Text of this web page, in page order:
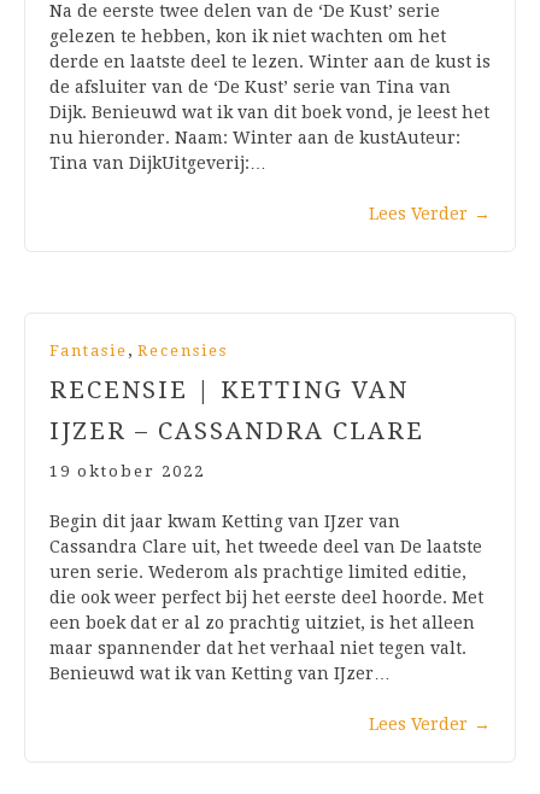
Na de eerste twee delen van de ‘De Kust’ serie
gelezen te hebben, kon ik niet wachten om het
derde en laatste deel te lezen. Winter aan de kust is
de afsluiter van de ‘De Kust’ serie van Tina van
Dijk. Benieuwd wat ik van dit boek vond, je leest het
nu hieronder. Naam: Winter aan de kustAuteur:
Tina van DijkUitgeverij:…
Lees Verder →
Fantasie , Recensies
RECENSIE | KETTING VAN
IJZER – CASSANDRA CLARE
19 oktober 2022
Begin dit jaar kwam Ketting van IJzer van
Cassandra Clare uit, het tweede deel van De laatste
uren serie. Wederom als prachtige limited editie,
die ook weer perfect bij het eerste deel hoorde. Met
een boek dat er al zo prachtig uitziet, is het alleen
maar spannender dat het verhaal niet tegen valt.
Benieuwd wat ik van Ketting van IJzer…
Lees Verder →